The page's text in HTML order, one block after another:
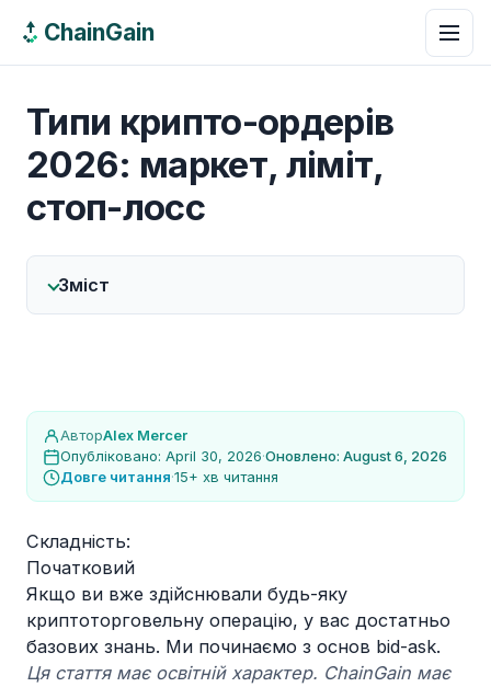
ChainGain
Типи крипто-ордерів
2026: маркет, ліміт,
стоп-лосс
Зміст
АвторAlex Mercer
Опубліковано: April 30, 2026·Оновлено: August 6, 2026
Довге читання·15+ хв читання
Складність:
Початковий
Якщо ви вже здійснювали будь-яку
криптоторговельну операцію, у вас достатньо
базових знань. Ми починаємо з основ bid-ask.
Ця стаття має освітній характер. ChainGain має